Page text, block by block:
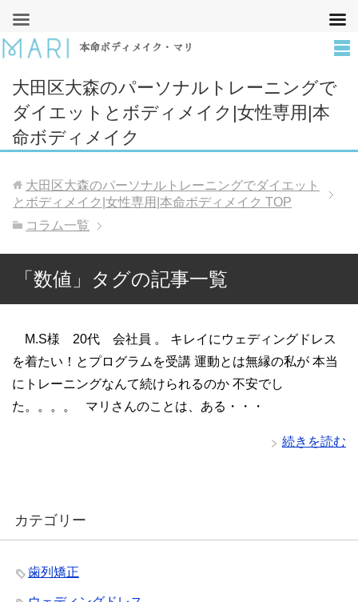
本命ボディメイク・マリ
大田区大森のパーソナルトレーニングで
ダイエットとボディメイク|女性専用|本
命ボディメイク
大田区大森のパーソナルトレーニングでダイエット
とボディメイク|女性専用|本命ボディメイク TOP
コラム一覧
「数値」タグの記事一覧
M.S様 20代 会社員 。 キレイにウェディングドレス
を着たい！とプログラムを受講 運動とは無縁の私が 本当
にトレーニングなんて続けられるのか 不安でし
た。。。。 マリさんのことは、ある・・・
続きを読む
カテゴリー
歯列矯正